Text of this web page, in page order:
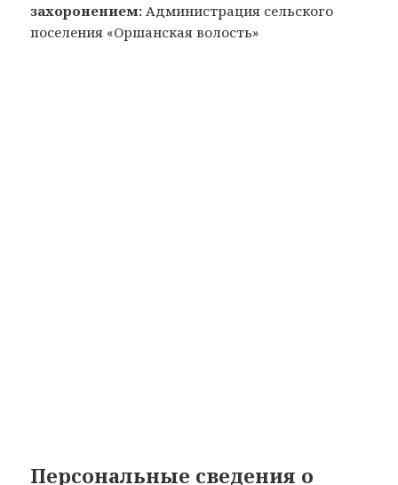
захоронением: Администрация сельского
поселения «Оршанская волость»
Персональные сведения о